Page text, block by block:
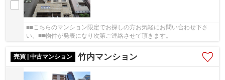
■■こちらのマンション限定でお探しの方お気軽にお問い合わせ下さ
い。■■物件が発表になり次第ご連絡させて頂きます。
売買 | 中古マンション 竹内マンション